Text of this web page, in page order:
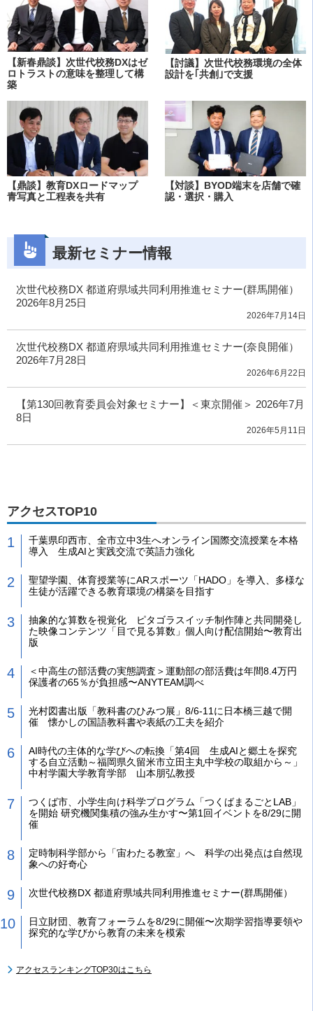
【新春鼎談】次世代校務DXはゼ
ロトラストの意味を整理して構
築
【討議】次世代校務環境の全体
設計を｢共創｣で支援
【鼎談】教育DXロードマップ
青写真と工程表を共有
【対談】BYOD端末を店舗で確
認・選択・購入
最新セミナー情報
次世代校務DX 都道府県域共同利用推進セミナー(群馬開催）
2026年8月25日
2026年7月14日
次世代校務DX 都道府県域共同利用推進セミナー(奈良開催）
2026年7月28日
2026年6月22日
【第130回教育委員会対象セミナー】＜東京開催＞ 2026年7月
8日
2026年5月11日
アクセスTOP10
千葉県印西市、全市立中3生へオンライン国際交流授業を本格
導入 生成AIと実践交流で英語力強化
聖望学園、体育授業等にARスポーツ「HADO」を導入、多様な
生徒が活躍できる教育環境の構築を目指す
抽象的な算数を視覚化 ピタゴラスイッチ制作陣と共同開発し
た映像コンテンツ「目で見る算数」個人向け配信開始〜教育出
版
＜中高生の部活費の実態調査＞運動部の部活費は年間8.4万円
保護者の65％が負担感〜ANYTEAM調べ
光村図書出版「教科書のひみつ展」8/6-11に日本橋三越で開
催 懐かしの国語教科書や表紙の工夫を紹介
AI時代の主体的な学びへの転換「第4回 生成AIと郷土を探究
する自立活動～福岡県久留米市立田主丸中学校の取組から～」
中村学園大学教育学部 山本朋弘教授
つくば市、小学生向け科学プログラム「つくばまるごとLAB」
を開始 研究機関集積の強み生かす〜第1回イベントを8/29に開
催
定時制科学部から「宙わたる教室」へ 科学の出発点は自然現
象への好奇心
次世代校務DX 都道府県域共同利用推進セミナー(群馬開催）
日立財団、教育フォーラムを8/29に開催〜次期学習指導要領や
探究的な学びから教育の未来を模索
アクセスランキングTOP30はこちら